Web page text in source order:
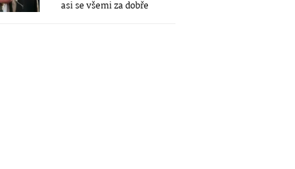
asi se všemi za dobře